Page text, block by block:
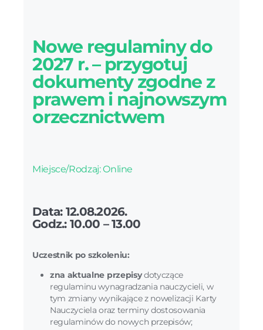
Nowe regulaminy do
2027 r. – przygotuj
dokumenty zgodne z
prawem i najnowszym
orzecznictwem
Miejsce/Rodzaj: Online
Data: 12.08.2026.
Godz.: 10.00 – 13.00
Uczestnik po szkoleniu:
zna aktualne przepisydotyczące
regulaminu wynagradzania nauczycieli, w
tym zmiany wynikające z nowelizacji Karty
Nauczyciela oraz terminy dostosowania
regulaminów do nowych przepisów;